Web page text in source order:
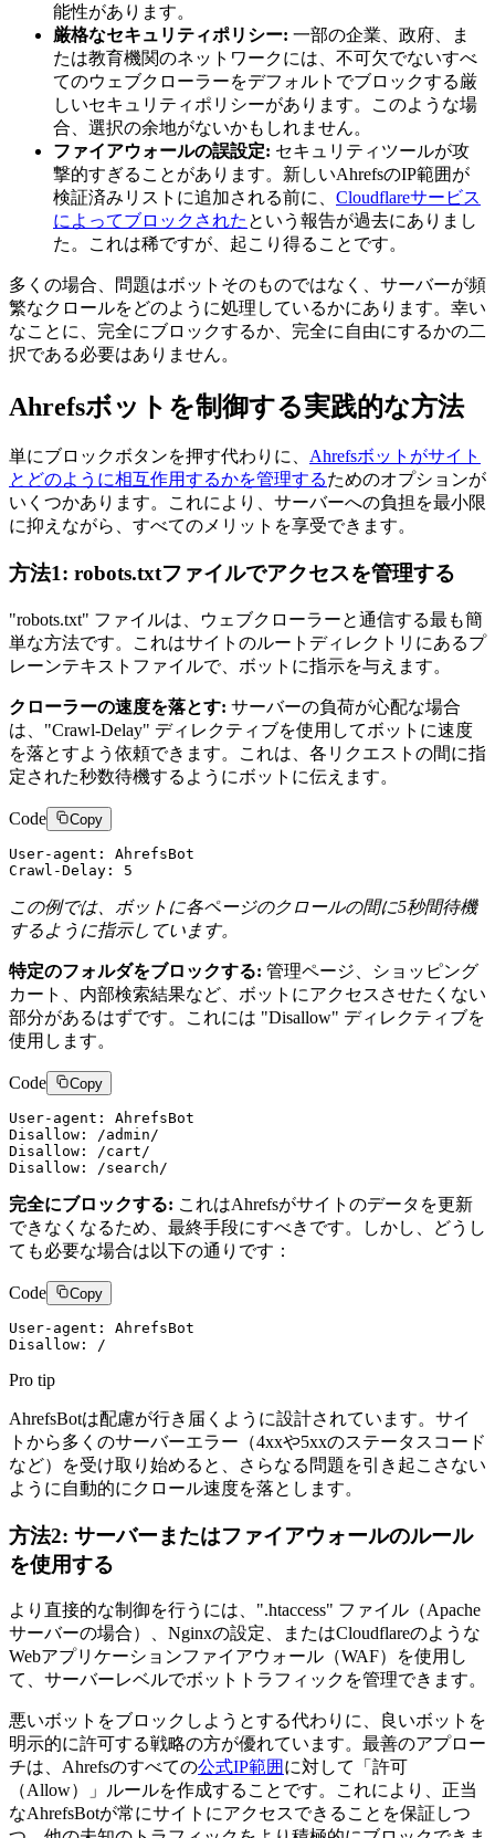
能性があります。
厳格なセキュリティポリシー: 一部の企業、政府、ま
たは教育機関のネットワークには、不可欠でないすべ
てのウェブクローラーをデフォルトでブロックする厳
しいセキュリティポリシーがあります。このような場
合、選択の余地がないかもしれません。
ファイアウォールの誤設定: セキュリティツールが攻
撃的すぎることがあります。新しいAhrefsのIP範囲が
検証済みリストに追加される前に、 Cloudflareサービス
によってブロックされた という報告が過去にありまし
た。これは稀ですが、起こり得ることです。
多くの場合、問題はボットそのものではなく、サーバーが頻
繁なクロールをどのように処理しているかにあります。幸い
なことに、完全にブロックするか、完全に自由にするかの二
択である必要はありません。
Ahrefsボットを制御する実践的な方法
単にブロックボタンを押す代わりに、 Ahrefsボットがサイト
とどのように相互作用するかを管理するためのオプションが
いくつかあります。これにより、サーバーへの負担を最小限
に抑えながら、すべてのメリットを享受できます。
方法1: robots.txtファイルでアクセスを管理する
"robots.txt" ファイルは、ウェブクローラーと通信する最も簡
単な方法です。これはサイトのルートディレクトリにあるプ
レーンテキストファイルで、ボットに指示を与えます。
クローラーの速度を落とす: サーバーの負荷が心配な場合
は、"Crawl-Delay" ディレクティブを使用してボットに速度
を落とすよう依頼できます。これは、各リクエストの間に指
定された秒数待機するようにボットに伝えます。
Code Copy
User-agent: AhrefsBot
この例では、ボットに各ページのクロールの間に5秒間待機
するように指示しています。
特定のフォルダをブロックする: 管理ページ、ショッピング
カート、内部検索結果など、ボットにアクセスさせたくない
部分があるはずです。これには "Disallow" ディレクティブを
使用します。
Code Copy
User-agent: AhrefsBot
Disallow: /admin/
Disallow: /cart/
完全にブロックする: これはAhrefsがサイトのデータを更新
できなくなるため、最終手段にすべきです。しかし、どうし
ても必要な場合は以下の通りです：
Code Copy
User-agent: AhrefsBot
Pro tip
AhrefsBotは配慮が行き届くように設計されています。サイ
トから多くのサーバーエラー（4xxや5xxのステータスコード
など）を受け取り始めると、さらなる問題を引き起こさない
ように自動的にクロール速度を落とします。
方法2: サーバーまたはファイアウォールのルール
を使用する
より直接的な制御を行うには、".htaccess" ファイル（Apache
サーバーの場合）、Nginxの設定、またはCloudflareのような
Webアプリケーションファイアウォール（WAF）を使用し
て、サーバーレベルでボットトラフィックを管理できます。
悪いボットをブロックしようとする代わりに、良いボットを
明示的に許可する戦略の方が優れています。最善のアプロー
チは、Ahrefsのすべての公式IP範囲 に対して「許可
（Allow）」ルールを作成することです。これにより、正当
なAhrefsBotが常にサイトにアクセスできることを保証しつ